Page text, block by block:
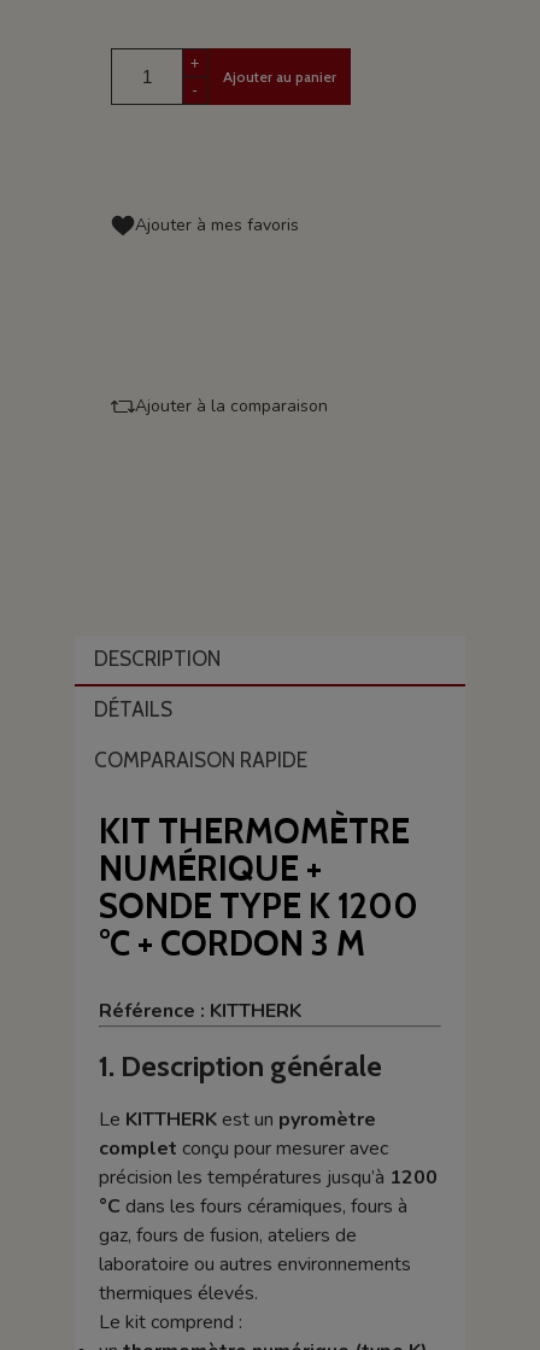
+
-
Ajouter au panier
Ajouter à mes favoris
Ajouter à la comparaison
DESCRIPTION
DÉTAILS
COMPARAISON RAPIDE
KIT THERMOMÈTRE
NUMÉRIQUE +
SONDE TYPE K 1200
°C + CORDON 3 M
Référence : KITTHERK
1. Description générale
Le KITTHERKest un pyromètre
complet conçu pour mesurer avec
précision les températures jusqu’à 1200
°C dans les fours céramiques, fours à
gaz, fours de fusion, ateliers de
laboratoire ou autres environnements
thermiques élevés.
Le kit comprend :